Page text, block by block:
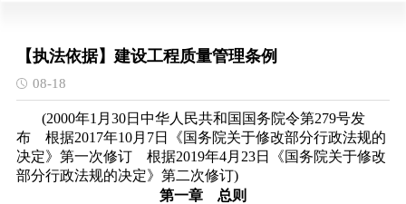
【执法依据】建设工程质量管理条例
08-18
(2000年1月30日中华人民共和国国务院令第279号发
布 根据2017年10月7日《国务院关于修改部分行政法规的
决定》第一次修订 根据2019年4月23日《国务院关于修改
部分行政法规的决定》第二次修订)
第一章 总则